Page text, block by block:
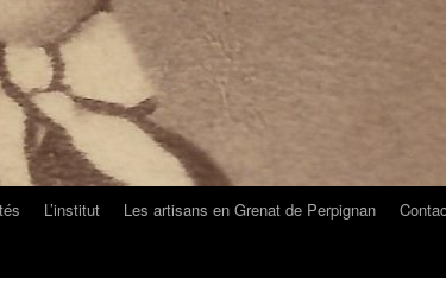
L’institut Les artisans en Grenat de Perpignan